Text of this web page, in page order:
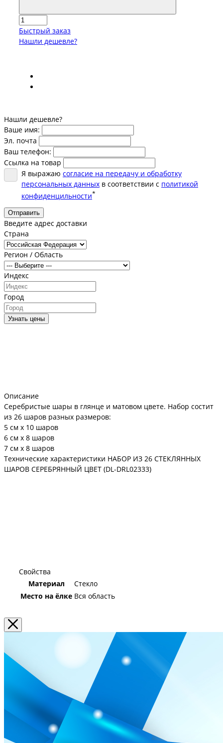
Быстрый заказ
Нашли дешевле?
Нашли дешевле?
Ваше имя:
Эл. почта
Ваш телефон:
Ссылка на товар
Я выражаю согласие на передачу и обработку
персональных данных в соответствии с политикой
конфиденцильности*
Отправить
Введите адрес доставки
Страна
Регион / Область
Индекс
Город
Узнать цены
Описание
Серебристые шары в глянце и матовом цвете. Набор состит
из 26 шаров разных размеров:
5 см х 10 шаров
6 см х 8 шаров
7 см х 8 шаров
Технические характеристики НАБОР ИЗ 26 СТЕКЛЯННЫХ
ШАРОВ СЕРЕБРЯННЫЙ ЦВЕТ (DL-DRL02333)
Свойства
Материал
Стекло
Место на ёлке Вся область